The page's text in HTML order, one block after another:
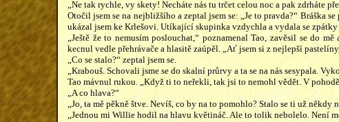
„Ne tak rychle, vy skety! Necháte nás tu trčet celou noc a pak zdrháte
Otočil jsem se na nejbližšího a zeptal jsem se: „Je to pravda?“ Bráška
ukázal jsem ke Krlešovi. Utíkající skupinka vzdychla a vydala se zpátky
„Ještě že to nemusím poslouchat,“ poznamenal Tao, zavěsil se do
kecnul vedle přehrávače a hlasitě zaúpěl. „Ať jsem si z nejlepší
„Co se stalo?“ zeptal jsem se.
„Krabouš. Schovali jsme se do skalní průrvy a ta se na nás sesypala.
Tao mávnul rukou. „Když ti to neřekli, tak jsi to nemohl vědět. V
„A co hlava?“
„Jo, ta mě pěkně štve. Nevíš, co by na to pomohlo? Stalo se ti už někdy
„Jednou mi Willie hodil na hlavu květináč. Ale to tolik nebolelo. Není